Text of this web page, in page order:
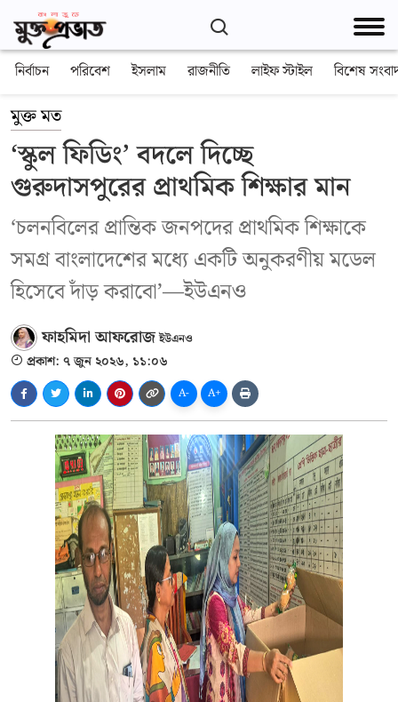
নির্বাচন পরিবেশ ইসলাম রাজনীতি লাইফ স্টাইল বিশেষ
মুক্ত মত
‘স্কুল ফিডিং’ বদলে দিচ্ছে
গুরুদাসপুরের প্রাথমিক শিক্ষার মান
‘চলনবিলের প্রান্তিক জনপদের প্রাথমিক শিক্ষাকে
সমগ্র বাংলাদেশের মধ্যে একটি অনুকরণীয় মডেল
হিসেবে দাঁড় করাবো’—ইউএনও
ফাহমিদা আফরোজ ইউএনও
প্রকাশ: ৭ জুন ২০২৬, ১১:০৬
A- A+